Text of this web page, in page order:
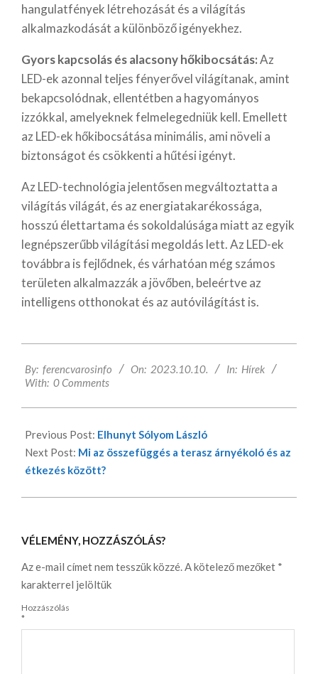
hangulatfények létrehozását és a világítás
alkalmazkodását a különböző igényekhez.
Gyors kapcsolás és alacsony hőkibocsátás:Az
LED-ek azonnal teljes fényerővel világítanak, amint
bekapcsolódnak, ellentétben a hagyományos
izzókkal, amelyeknek felmelegedniük kell. Emellett
az LED-ek hőkibocsátása minimális, ami növeli a
biztonságot és csökkenti a hűtési igényt.
Az LED-technológia jelentősen megváltoztatta a
világítás világát, és az energiatakarékossága,
hosszú élettartama és sokoldalúsága miatt az egyik
legnépszerűbb világítási megoldás lett. Az LED-ek
továbbra is fejlődnek, és várhatóan még számos
területen alkalmazzák a jövőben, beleértve az
intelligens otthonokat és az autóvilágítást is.
10-
10
By: ferencvarosinfo On: 2023.10.10. In: Hírek
With: 0 Comments
Previous Post: Elhunyt Sólyom László
Next Post: Mi az összefüggés a terasz árnyékoló és az
étkezés között?
VÉLEMÉNY, HOZZÁSZÓLÁS?
Az e-mail címet nem tesszük közzé.A kötelező mezőket *
karakterrel jelöltük
Hozzászólás
*